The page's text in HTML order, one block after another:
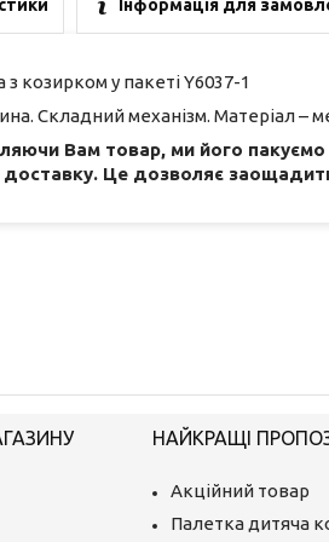
Інформація для
козирком у пакеті Y6037-1
Складний механізм. Матеріал –
Вам товар, ми його
Це дозволяє
НАЙКРАЩІ
Акційний товар
Палетка дитяча